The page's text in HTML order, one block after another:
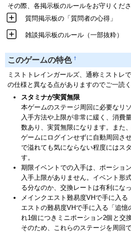
その際、各掲示板のルールをお守りくださ
質問掲示板の「質問者の心得」
雑談掲示板のルール（一部抜粋）
このゲームの特色 †
ミストトレインガールズ、通称ミストレ
の仕様と異なる点がありますのでご一読く
スタミナが実質無限
本ゲームのステージ周回に必要なリ
入手方法や上限が非常に緩く、消費
数あり、実質無限になります。また
ゲームにログインせずに自動周回さ
で溢れても気にならない程度にはス
す。
期限イベントでの入手は、ポーショ
入手上限がありません。イベント形
る分なのか、交換レートは有利にな
メインクエスト難易度VHで手に入る
エストの難易度VHで手に入る「追
れ1個につきミニポーション2個と交
そのため、これらのステージを周回